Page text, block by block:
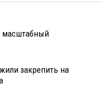
масштабный
закрепить на